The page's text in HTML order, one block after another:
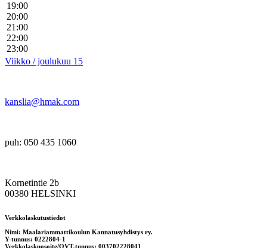
19:00
20:00
21:00
22:00
23:00
Viikko / joulukuu 15
kanslia@hmak.com
puh: 050 435 1060
Kornetintie 2b
00380 HELSINKI
Verkkolaskutustiedot
Nimi: Maalariammattikoulun Kannatusyhdistys ry.
Y-tunnus: 0222804-1
Verkkolaskuosoite/OVT-tunnus: 003702228041